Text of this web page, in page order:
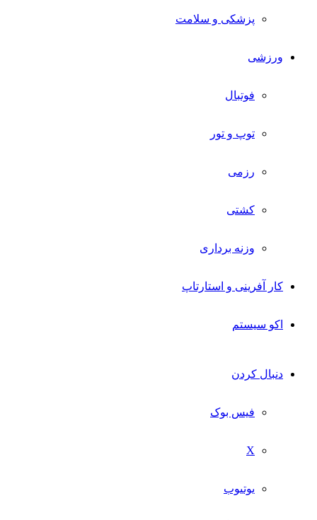
پزشکی و سلامت
ورزشی
فوتبال
توپ و تور
رزمی
کشتی
وزنه برداری
کار آفرینی و استارتاپ
اکو سیستم
دنبال کردن
فیس بوک
X
یوتیوب